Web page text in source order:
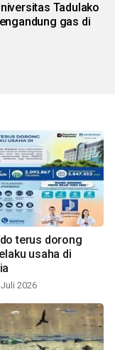
Tadulako
gas di
terus dorong
usaha di
2026